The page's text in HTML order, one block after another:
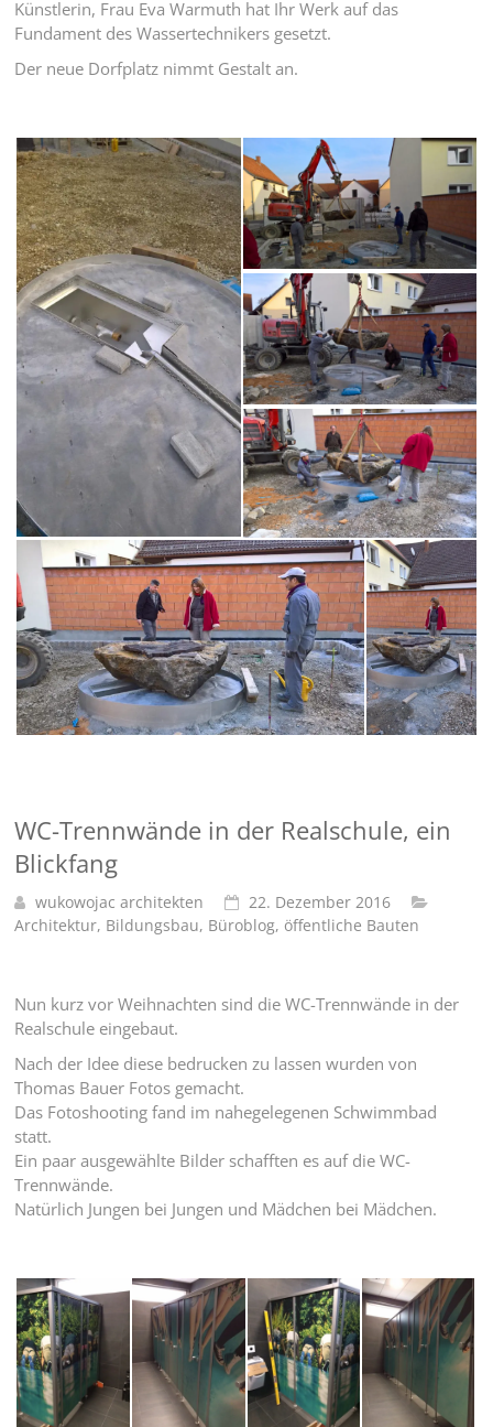
Künstlerin, Frau Eva Warmuth hat Ihr Werk auf das
Fundament des Wassertechnikers gesetzt.
Der neue Dorfplatz nimmt Gestalt an.
WC-Trennwände in der Realschule, ein
Blickfang
wukowojac architekten
22. Dezember 2016
Architektur, Bildungsbau, Büroblog, öffentliche Bauten
Nun kurz vor Weihnachten sind die WC-Trennwände in der
Realschule eingebaut.
Nach der Idee diese bedrucken zu lassen wurden von
Thomas Bauer Fotos gemacht.
Das Fotoshooting fand im nahegelegenen Schwimmbad
statt.
Ein paar ausgewählte Bilder schafften es auf die WC-
Trennwände.
Natürlich Jungen bei Jungen und Mädchen bei Mädchen.